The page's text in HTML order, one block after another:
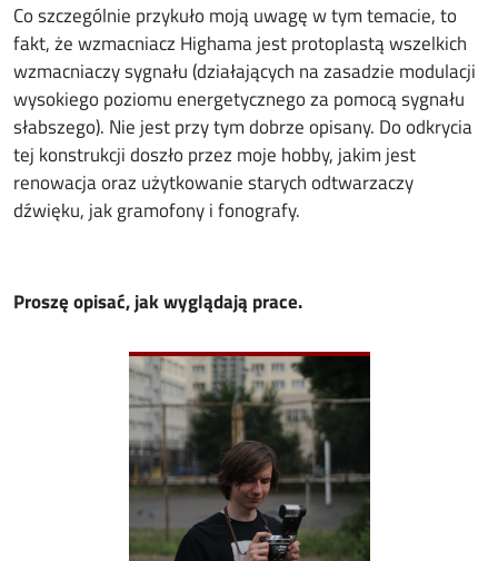
Co szczególnie przykuło moją uwagę w tym temacie, to
fakt, że wzmacniacz Highama jest protoplastą wszelkich
wzmacniaczy sygnału (działających na zasadzie modulacji
wysokiego poziomu energetycznego za pomocą sygnału
słabszego). Nie jest przy tym dobrze opisany. Do odkrycia
tej konstrukcji doszło przez moje hobby, jakim jest
renowacja oraz użytkowanie starych odtwarzaczy
dźwięku, jak gramofony i fonografy.
Proszę opisać, jak wyglądają prace.